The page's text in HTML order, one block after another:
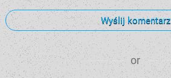
Wyślij komentarz
or